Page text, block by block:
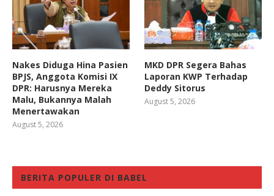
Nakes Diduga Hina Pasien
BPJS, Anggota Komisi IX
DPR: Harusnya Mereka
Malu, Bukannya Malah
Menertawakan
August 5, 2026
MKD DPR Segera Bahas
Laporan KWP Terhadap
Deddy Sitorus
August 5, 2026
BERITA POPULER DI BABEL